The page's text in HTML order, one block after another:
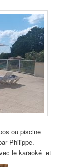
ou piscine
Philippe.
le karaoké et